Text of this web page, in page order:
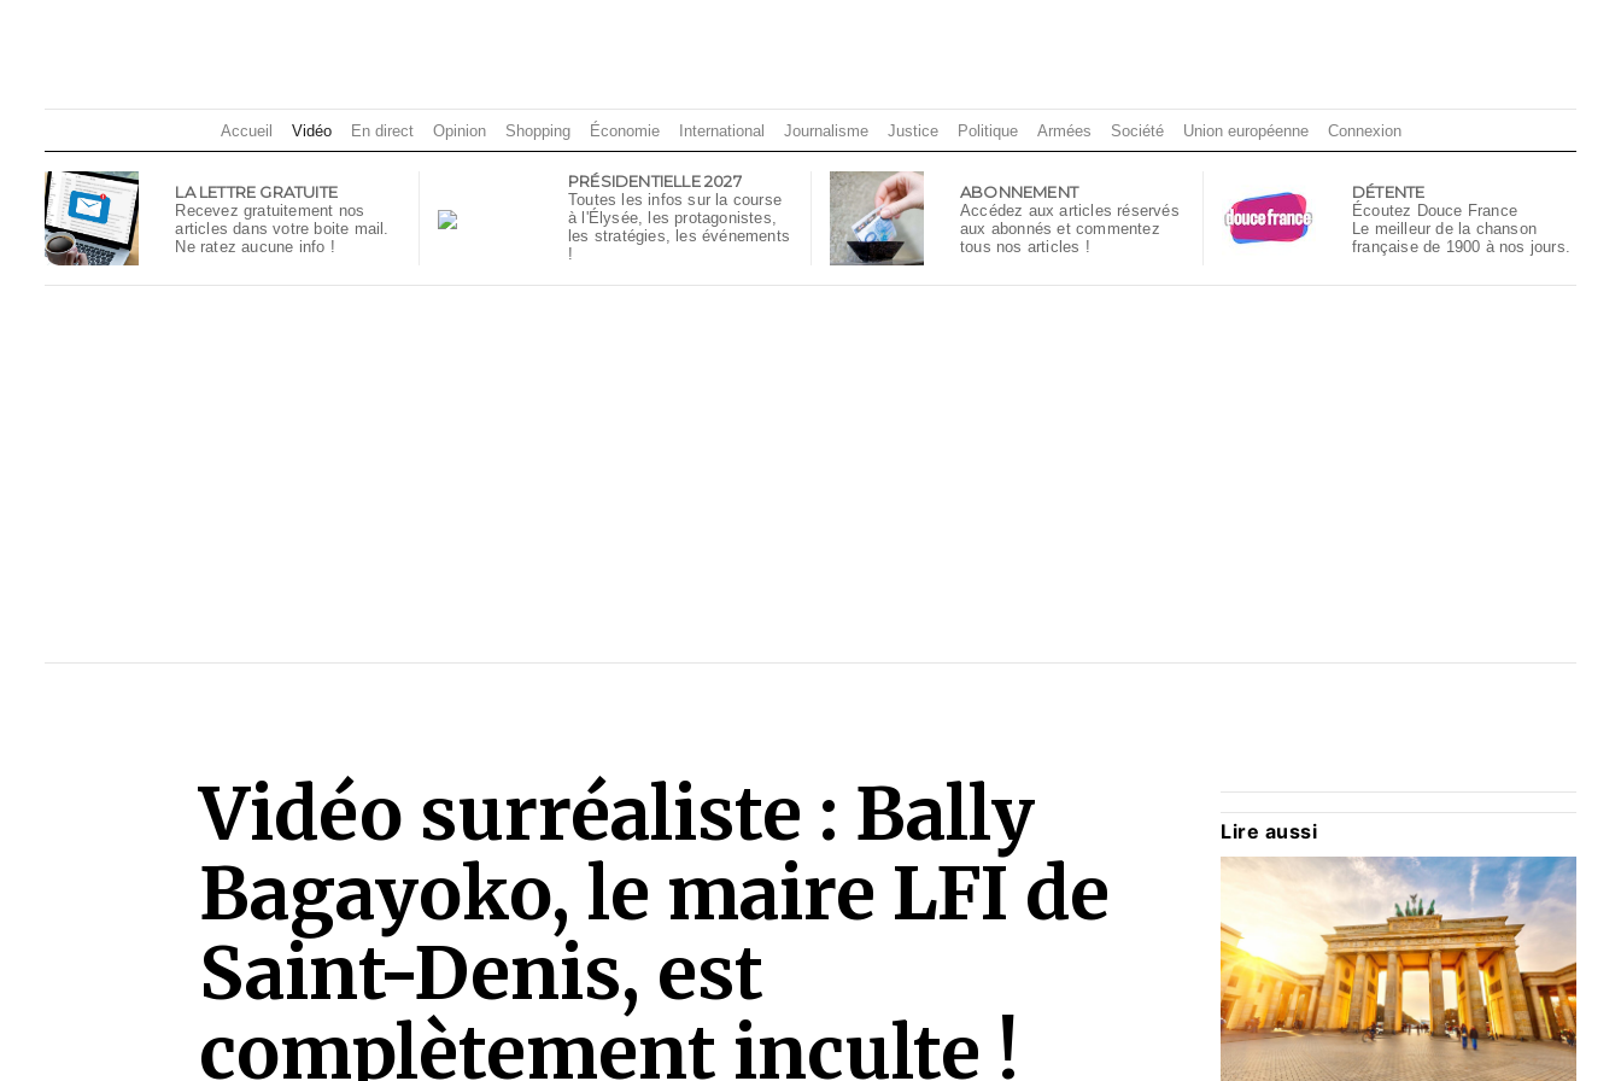
Accueil Vidéo En direct Opinion Shopping Économie International Journalisme Justice Politique Armées Société Union européenne Connexion
LA LETTRE GRATUITE
Recevez gratuitement nos
articles dans votre boite mail.
Ne ratez aucune info !
PRÉSIDENTIELLE 2027
Toutes les infos sur la course
à l'Élysée, les protagonistes,
les stratégies, les événements
!
ABONNEMENT
Accédez aux articles réservés
aux abonnés et commentez
tous nos articles !
DÉTENTE
Écoutez Douce France
Le meilleur de la chanson
française de 1900 à nos jours.
Vidéo surréaliste : Bally
Bagayoko, le maire LFI de
Saint-Denis, est
complètement inculte !
Lire aussi